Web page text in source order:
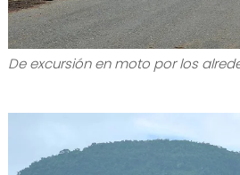
De excursión en moto por los